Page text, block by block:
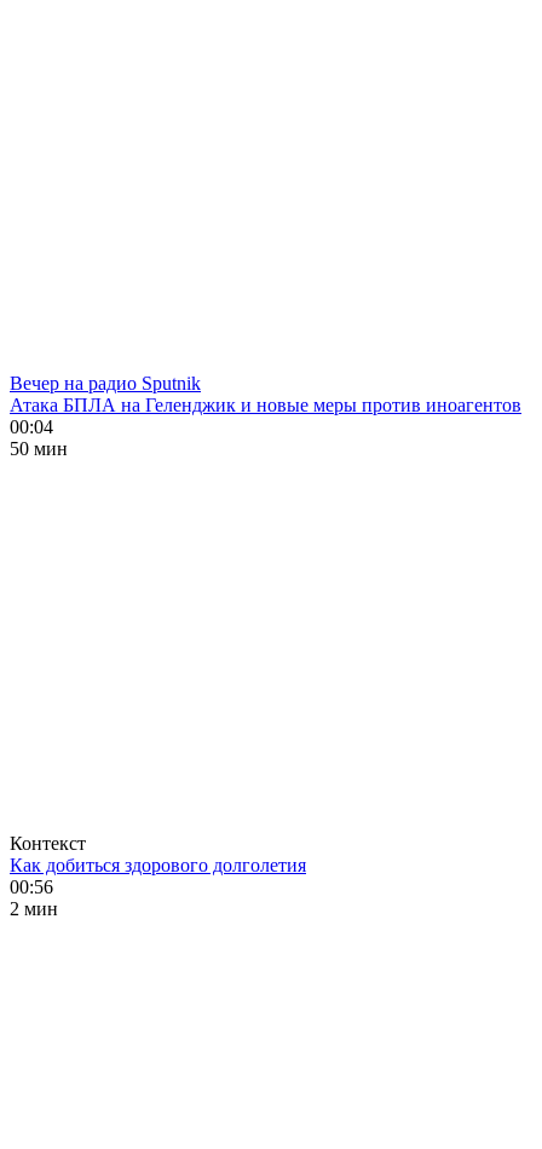
Вечер на радио Sputnik
Атака БПЛА на Геленджик и новые меры против иноагентов
00:04
50 мин
Контекст
Как добиться здорового долголетия
00:56
2 мин